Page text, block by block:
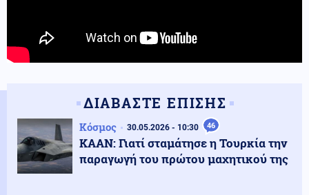
ΔΙΑΒΑΣΤΕ ΕΠΙΣΗΣ
Κόσμος 30.05.2026 - 10:30 46
KAAN: Γιατί σταμάτησε η Τουρκία την
παραγωγή του πρώτου μαχητικού της